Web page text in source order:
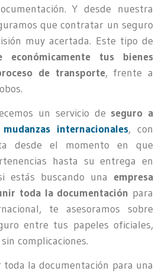
Y desde nuestra
que contratar un seguro
muy acertada. Este tipo de
económicamente tus bienes
de transporte, frente a
un servicio de seguro a
mudanzas internacionales, con
desde el momento en que
hasta su entrega en
estás buscando una empresa
toda la documentación para
te asesoramos sobre
entre tus papeles oficiales,
complicaciones.
toda la documentación para una